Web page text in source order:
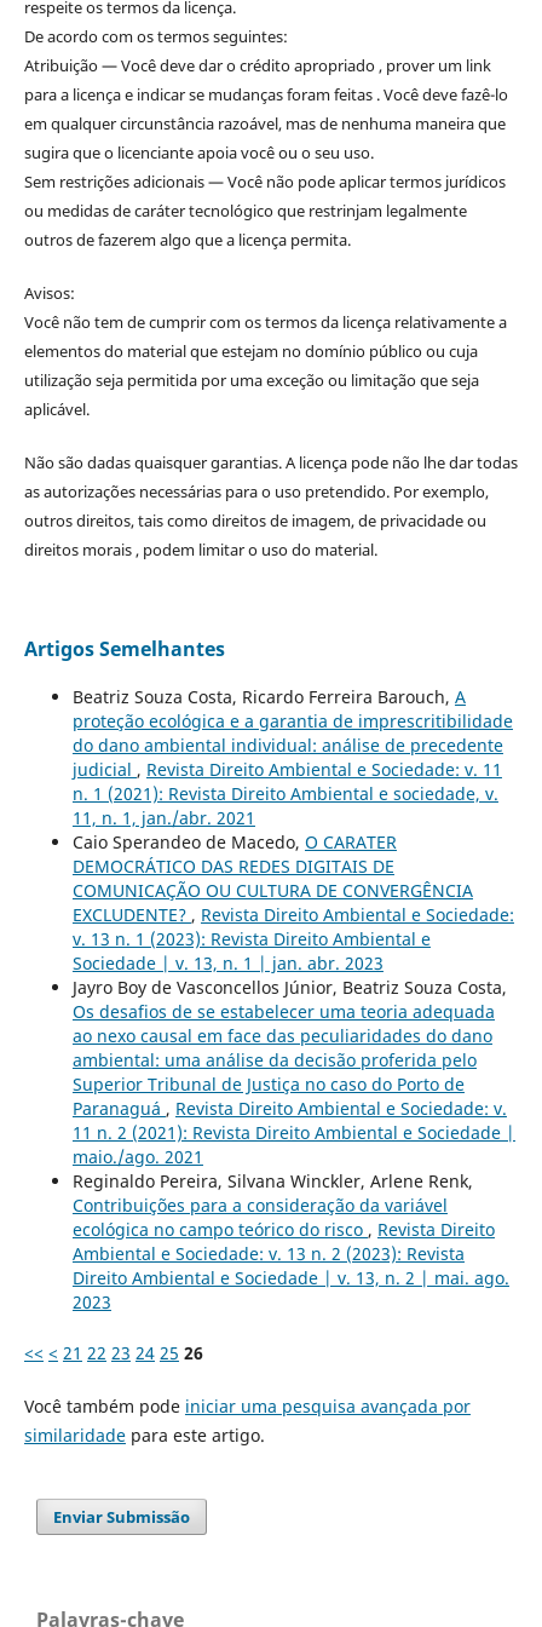
respeite os termos da licença.
De acordo com os termos seguintes:
Atribuição — Você deve dar o crédito apropriado , prover um link
para a licença e indicar se mudanças foram feitas . Você deve fazê-lo
em qualquer circunstância razoável, mas de nenhuma maneira que
sugira que o licenciante apoia você ou o seu uso.
Sem restrições adicionais — Você não pode aplicar termos jurídicos
ou medidas de caráter tecnológico que restrinjam legalmente
outros de fazerem algo que a licença permita.
Avisos:
Você não tem de cumprir com os termos da licença relativamente a
elementos do material que estejam no domínio público ou cuja
utilização seja permitida por uma exceção ou limitação que seja
aplicável.
Não são dadas quaisquer garantias. A licença pode não lhe dar todas
as autorizações necessárias para o uso pretendido. Por exemplo,
outros direitos, tais como direitos de imagem, de privacidade ou
direitos morais , podem limitar o uso do material.
Artigos Semelhantes
Beatriz Souza Costa, Ricardo Ferreira Barouch, A
proteção ecológica e a garantia de imprescritibilidade
do dano ambiental individual: análise de precedente
judicial , Revista Direito Ambiental e Sociedade: v. 11
n. 1 (2021): Revista Direito Ambiental e sociedade, v.
11, n. 1, jan./abr. 2021
Caio Sperandeo de Macedo, O CARATER
DEMOCRÁTICO DAS REDES DIGITAIS DE
COMUNICAÇÃO OU CULTURA DE CONVERGÊNCIA
EXCLUDENTE? , Revista Direito Ambiental e Sociedade:
v. 13 n. 1 (2023): Revista Direito Ambiental e
Sociedade | v. 13, n. 1 | jan. abr. 2023
Jayro Boy de Vasconcellos Júnior, Beatriz Souza Costa,
Os desafios de se estabelecer uma teoria adequada
ao nexo causal em face das peculiaridades do dano
ambiental: uma análise da decisão proferida pelo
Superior Tribunal de Justiça no caso do Porto de
Paranaguá , Revista Direito Ambiental e Sociedade: v.
11 n. 2 (2021): Revista Direito Ambiental e Sociedade |
maio./ago. 2021
Reginaldo Pereira, Silvana Winckler, Arlene Renk,
Contribuições para a consideração da variável
ecológica no campo teórico do risco , Revista Direito
Ambiental e Sociedade: v. 13 n. 2 (2023): Revista
Direito Ambiental e Sociedade | v. 13, n. 2 | mai. ago.
2023
<< < 21 22 23 24 25 26
Você também pode iniciar uma pesquisa avançada por
similaridadepara este artigo.
Enviar Submissão
Palavras-chave